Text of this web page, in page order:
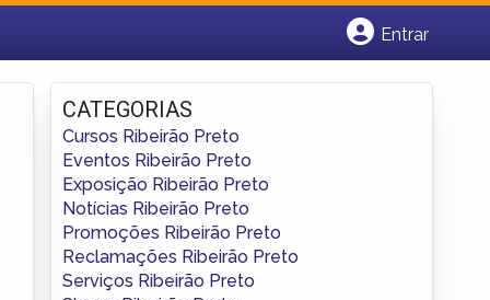
Entrar
Fazer login
Criar conta
CATEGORIAS
Cursos Ribeirão Preto
Eventos Ribeirão Preto
Exposição Ribeirão Preto
Notícias Ribeirão Preto
Promoções Ribeirão Preto
Reclamações Ribeirão Preto
Serviços Ribeirão Preto